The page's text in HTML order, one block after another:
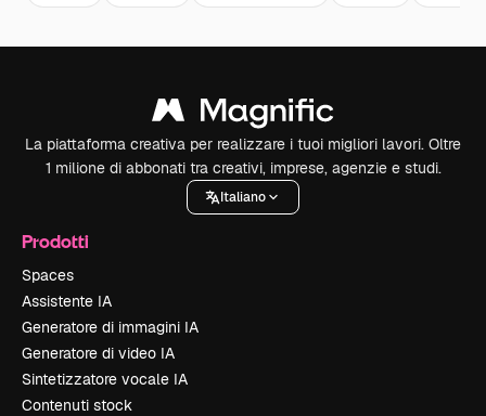
La piattaforma creativa per realizzare i tuoi migliori lavori. Oltre
1 milione di abbonati tra creativi, imprese, agenzie e studi.
Italiano
Prodotti
Spaces
Assistente IA
Generatore di immagini IA
Generatore di video IA
Sintetizzatore vocale IA
Contenuti stock